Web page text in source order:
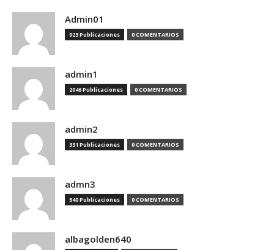
Admin01
923 Publicaciones 0 COMENTARIOS
admin1
2046 Publicaciones 0 COMENTARIOS
admin2
331 Publicaciones 0 COMENTARIOS
admn3
540 Publicaciones 0 COMENTARIOS
albagolden640